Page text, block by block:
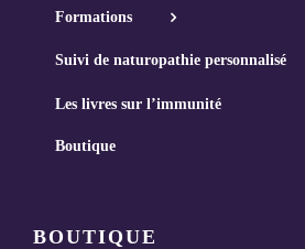
Formations
Suivi de naturopathie personnalisé
Les livres sur l’immunité
Boutique
BOUTIQUE